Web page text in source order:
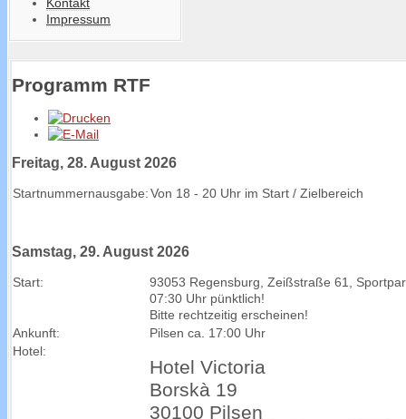
Impressum
Programm RTF
Freitag, 28. August 2026
Startnummernausgabe:Von 18 - 20 Uhr im Start / Zielbereich
Samstag, 29. August 2026
Start:
93053 Regensburg, Zeißstraße 61,
07:30 Uhr pünktlich!
Bitte rechtzeitig erscheinen!
Ankunft:
Pilsen ca. 17:00 Uhr
Hotel:
Hotel Victoria
Borskà 19
30100 Pilsen